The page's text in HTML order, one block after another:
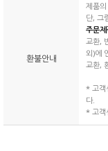
환불안내
제품
단, 그
주문
교환,
외)에
교환,
* 고객
다.
* 고객